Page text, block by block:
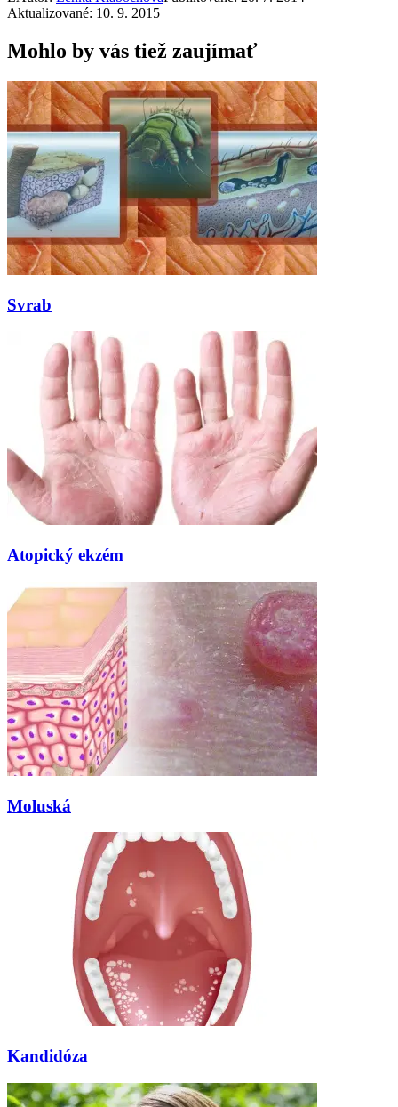
Aktualizované: 10. 9. 2015
Mohlo by vás tiež zaujímať
Svrab
Atopický ekzém
Moluská
Kandidóza